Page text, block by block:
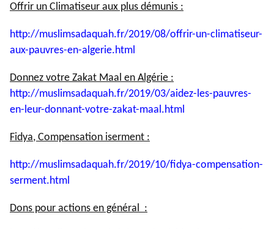
Offrir un Climatiseur aux plus démunis :
http://muslimsadaquah.fr/2019/08/offrir-un-climatiseur-
aux-pauvres-en-algerie.html
Donnez votre Zakat Maal en Algérie :
http://muslimsadaquah.fr/2019/03/aidez-les-pauvres-
en-leur-donnant-votre-zakat-maal.html
Fidya, Compensation iserment :
http://muslimsadaquah.fr/2019/10/fidya-compensation-
serment.html
Dons pour actions en général :